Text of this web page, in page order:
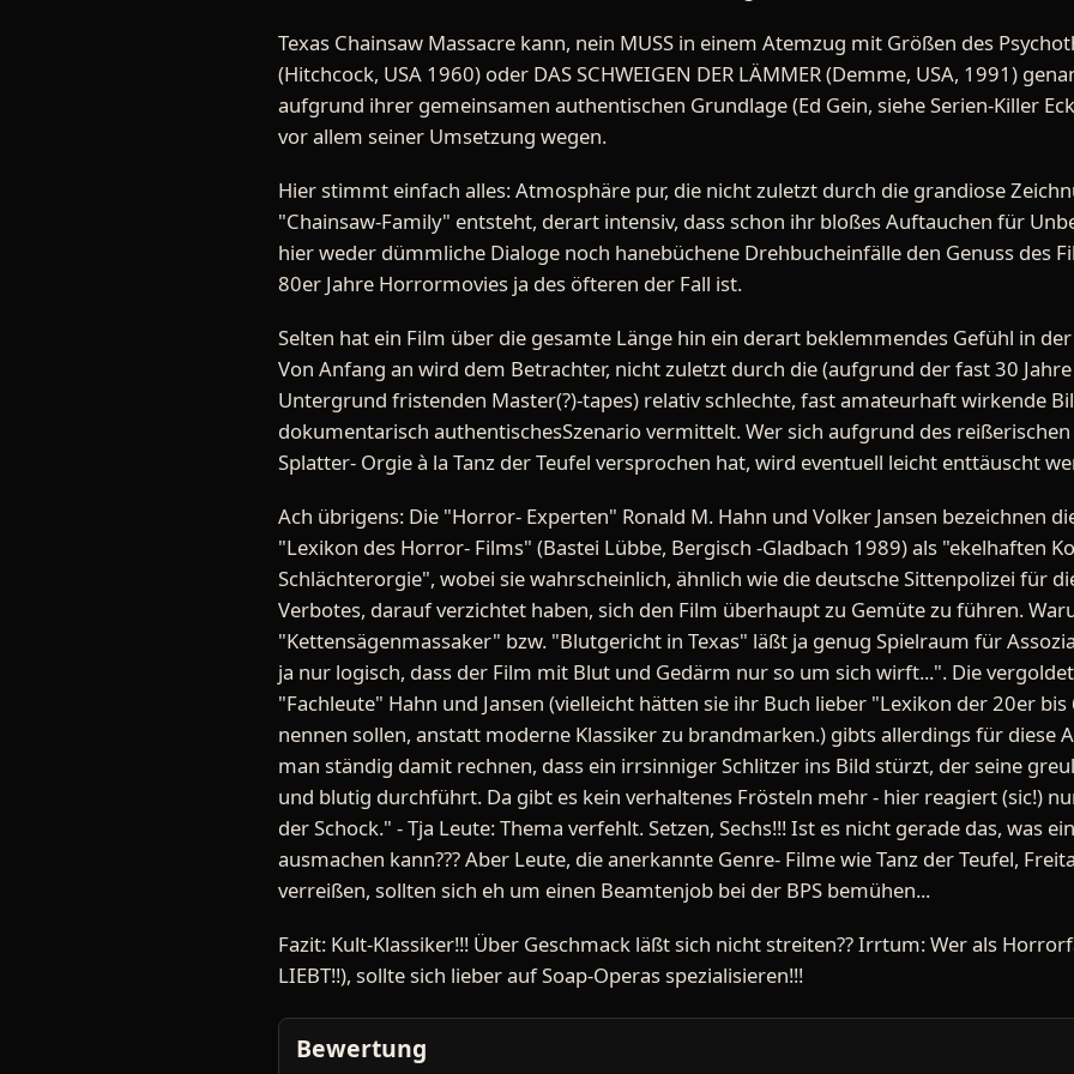
Texas Chainsaw Massacre kann, nein MUSS in einem Atemzug mit Größen des
(Hitchcock, USA 1960) oder DAS SCHWEIGEN DER LÄMMER (Demme, USA, 1991)
aufgrund ihrer gemeinsamen authentischen Grundlage (Ed Gein, siehe Serien-Killer
vor allem seiner Umsetzung wegen.
Hier stimmt einfach alles: Atmosphäre pur, die nicht zuletzt durch die grandiose
"Chainsaw-Family" entsteht, derart intensiv, dass schon ihr bloßes Auftauchen für
hier weder dümmliche Dialoge noch hanebüchene Drehbucheinfälle den Genuss des
80er Jahre Horrormovies ja des öfteren der Fall ist.
Selten hat ein Film über die gesamte Länge hin ein derart beklemmendes Gefühl in
Von Anfang an wird dem Betrachter, nicht zuletzt durch die (aufgrund der fast 30
Untergrund fristenden Master(?)-tapes) relativ schlechte, fast amateurhaft wirkende
dokumentarisch authentischesSzenario vermittelt. Wer sich aufgrund des
Splatter- Orgie à la Tanz der Teufel versprochen hat, wird eventuell leicht enttäuscht
Ach übrigens: Die "Horror- Experten" Ronald M. Hahn und Volker Jansen bezeichnen
"Lexikon des Horror- Films" (Bastei Lübbe, Bergisch -Gladbach 1989) als "ekelhaften
Schlächterorgie", wobei sie wahrscheinlich, ähnlich wie die deutsche Sittenpolizei für
Verbotes, darauf verzichtet haben, sich den Film überhaupt zu Gemüte zu führen.
"Kettensägenmassaker" bzw. "Blutgericht in Texas" läßt ja genug Spielraum für
ja nur logisch, dass der Film mit Blut und Gedärm nur so um sich wirft...". Die
"Fachleute" Hahn und Jansen (vielleicht hätten sie ihr Buch lieber "Lexikon der 20er
nennen sollen, anstatt moderne Klassiker zu brandmarken.) gibts allerdings für diese
man ständig damit rechnen, dass ein irrsinniger Schlitzer ins Bild stürzt, der seine
und blutig durchführt. Da gibt es kein verhaltenes Frösteln mehr - hier reagiert (sic!)
der Schock." - Tja Leute: Thema verfehlt. Setzen, Sechs!!! Ist es nicht gerade das, was
ausmachen kann??? Aber Leute, die anerkannte Genre- Filme wie Tanz der Teufel,
verreißen, sollten sich eh um einen Beamtenjob bei der BPS bemühen...
Fazit: Kult-Klassiker!!! Über Geschmack läßt sich nicht streiten?? Irrtum: Wer als
LIEBT!!), sollte sich lieber auf Soap-Operas spezialisieren!!!
Bewertung